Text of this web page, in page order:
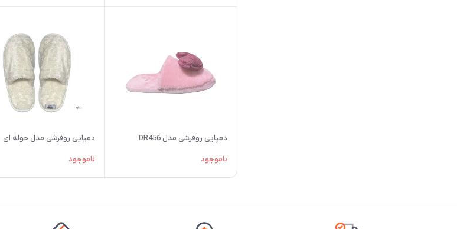
دمپایی روفرشی مدل DR456
ناموجود
دمپایی روفرشی مدل حوله ای
ناموجود